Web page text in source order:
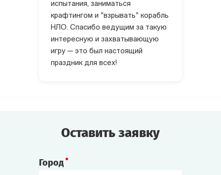
испытания, заниматься
крафтингом и "взрывать" корабль
НЛО. Спасибо ведущим за такую
интересную и захватывающую
игру — это был настоящий
праздник для всех!
Оставить заявку
Город